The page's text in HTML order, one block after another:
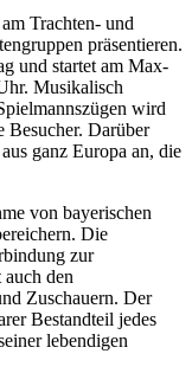
Trachten- und
präsentieren.
und startet am Max-
Musikalisch
wird
Besucher. Darüber
ganz Europa an, die
von bayerischen
Die
zur
den
Zuschauern. Der
Bestandteil jedes
lebendigen